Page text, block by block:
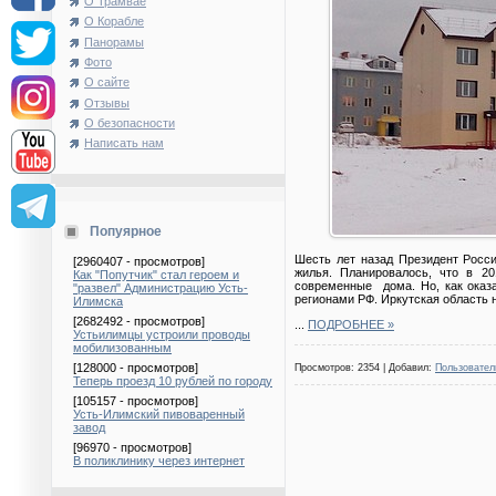
О Корабле
Панорамы
Фото
О сайте
Отзывы
О безопасности
Написать нам
Попуярное
[2960407 - просмотров]
Как "Попутчик" стал героем и
"развел" Администрацию Усть-
Илимска
[2682492 - просмотров]
Устьилимцы устроили проводы
мобилизованным
[128000 - просмотров]
Теперь проезд 10 рублей по городу
[105157 - просмотров]
Усть-Илимский пивоваренный
завод
[96970 - просмотров]
В поликлинику через интернет
Шесть лет назад Президент
жилья. Планировалось, что в
современные дома. Но, как
регионами РФ. Иркутская область
ПОДРОБНЕЕ »
Просмотров: 2354 | Добавил: